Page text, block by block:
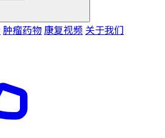
肿瘤药物康复视频 关于我们